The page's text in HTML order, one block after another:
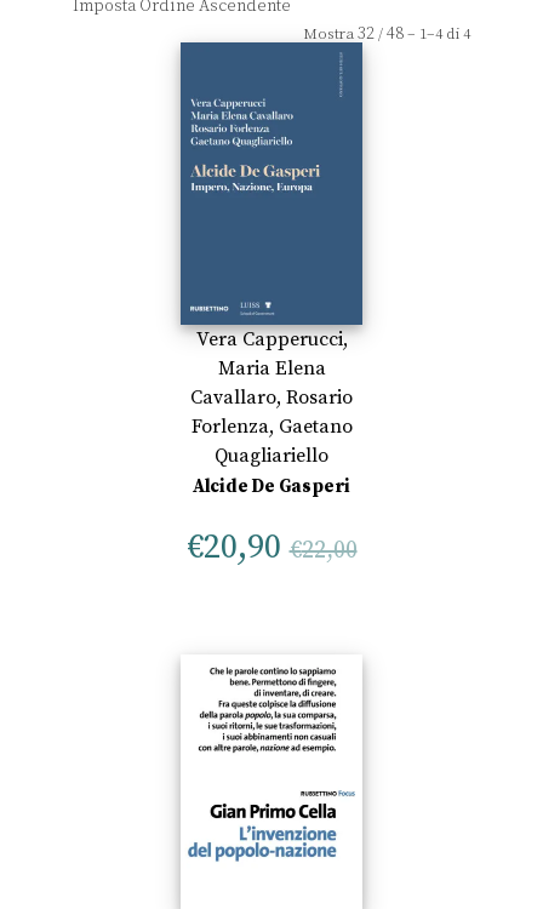
Mostra32/48– 1–4 di 4
Vera Capperucci,
Maria Elena
Cavallaro, Rosario
Forlenza, Gaetano
Quagliariello
Alcide De Gasperi
€20,90 €22,00